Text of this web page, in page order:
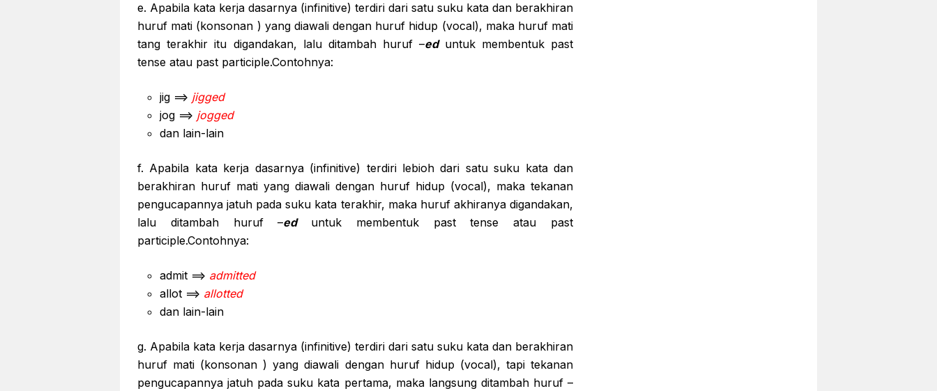
e. Apabila kata kerja dasarnya (infinitive) terdiri dari satu suku kata dan berakhiran
huruf mati (konsonan ) yang diawali dengan huruf hidup (vocal), maka huruf mati
tang terakhir itu digandakan, lalu ditambah huruf –ed untuk membentuk past
tense atau past participle.Contohnya:
jig ==> jigged
jog ==> jogged
dan lain-lain
f. Apabila kata kerja dasarnya (infinitive) terdiri lebioh dari satu suku kata dan
berakhiran huruf mati yang diawali dengan huruf hidup (vocal), maka tekanan
pengucapannya jatuh pada suku kata terakhir, maka huruf akhiranya digandakan,
lalu ditambah huruf –ed untuk membentuk past tense atau past
participle.Contohnya:
admit ==> admitted
allot ==> allotted
dan lain-lain
g. Apabila kata kerja dasarnya (infinitive) terdiri dari satu suku kata dan berakhiran
huruf mati (konsonan ) yang diawali dengan huruf hidup (vocal), tapi tekanan
pengucapannya jatuh pada suku kata pertama, maka langsung ditambah huruf –